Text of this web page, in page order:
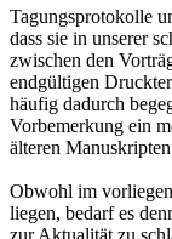
Tagungsprotokolle
dass sie in unserer
zwischen den
endgültigen
häufig dadurch
Vorbemerkung ein
älteren
Obwohl im
liegen, bedarf es